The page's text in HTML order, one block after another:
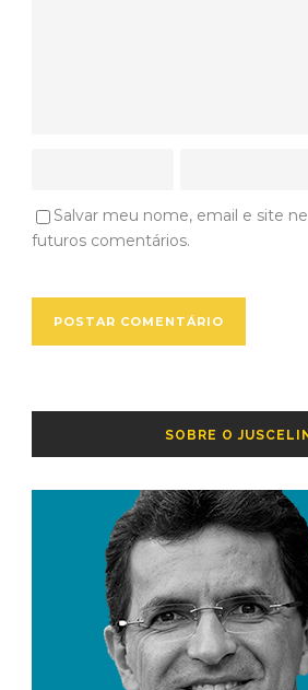
Salvar meu nome, email e site
futuros comentários.
SOBRE O